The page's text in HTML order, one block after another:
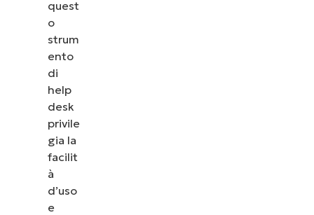
quest
o
strum
ento
di
help
desk
privile
gia la
facilit
à
d’uso
e